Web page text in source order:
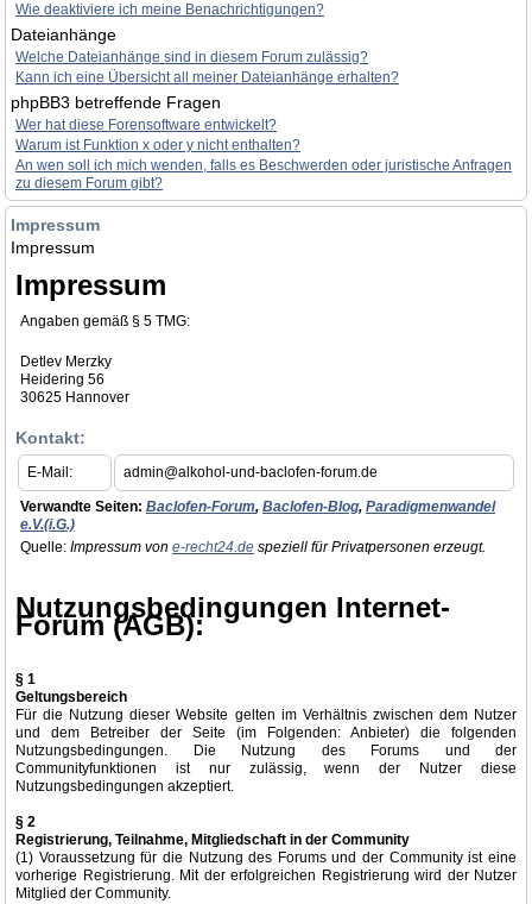
Wie deaktiviere ich meine Benachrichtigungen?
Dateianhänge
Welche Dateianhänge sind in diesem Forum zulässig?
Kann ich eine Übersicht all meiner Dateianhänge erhalten?
phpBB3 betreffende Fragen
Wer hat diese Forensoftware entwickelt?
Warum ist Funktion x oder y nicht enthalten?
An wen soll ich mich wenden, falls es Beschwerden oder juristische Anfragen
zu diesem Forum gibt?
Impressum
Impressum
Impressum
Angaben gemäß § 5 TMG:
Detlev Merzky
Heidering 56
30625 Hannover
Kontakt:
E-Mail: admin@alkohol-und-baclofen-forum.de
Verwandte Seiten: Baclofen-Forum, Baclofen-Blog, Paradigmenwandel
e.V.(i.G.)
Quelle: Impressum von e-recht24.de speziell für Privatpersonen erzeugt.
Nutzungsbedingungen Internet-
Forum (AGB):
§ 1
Geltungsbereich
Für die Nutzung dieser Website gelten im Verhältnis zwischen dem Nutzer
und dem Betreiber der Seite (im Folgenden: Anbieter) die folgenden
Nutzungsbedingungen. Die Nutzung des Forums und der
Communityfunktionen ist nur zulässig, wenn der Nutzer diese
Nutzungsbedingungen akzeptiert.
§ 2
Registrierung, Teilnahme, Mitgliedschaft in der Community
(1) Voraussetzung für die Nutzung des Forums und der Community ist eine
vorherige Registrierung. Mit der erfolgreichen Registrierung wird der Nutzer
Mitglied der Community.